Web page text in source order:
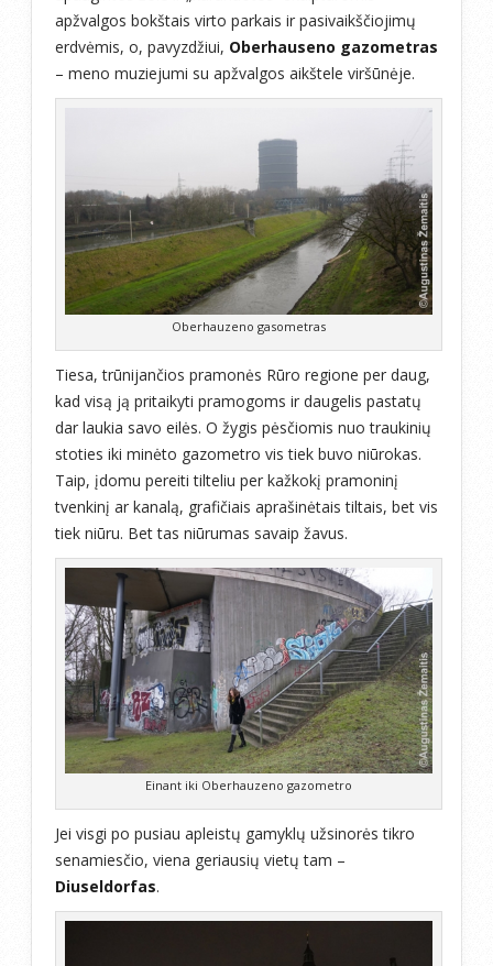
apžvalgos bokštais virto parkais ir pasivaikščiojimų
erdvėmis, o, pavyzdžiui, Oberhauseno gazometras
– meno muziejumi su apžvalgos aikštele viršūnėje.
Oberhauzeno gasometras
Tiesa, trūnijančios pramonės Rūro regione per daug,
kad visą ją pritaikyti pramogoms ir daugelis pastatų
dar laukia savo eilės. O žygis pėsčiomis nuo traukinių
stoties iki minėto gazometro vis tiek buvo niūrokas.
Taip, įdomu pereiti tilteliu per kažkokį pramoninį
tvenkinį ar kanalą, grafičiais aprašinėtais tiltais, bet vis
tiek niūru. Bet tas niūrumas savaip žavus.
Einant iki Oberhauzeno gazometro
Jei visgi po pusiau apleistų gamyklų užsinorės tikro
senamiesčio, viena geriausių vietų tam –
Diuseldorfas.